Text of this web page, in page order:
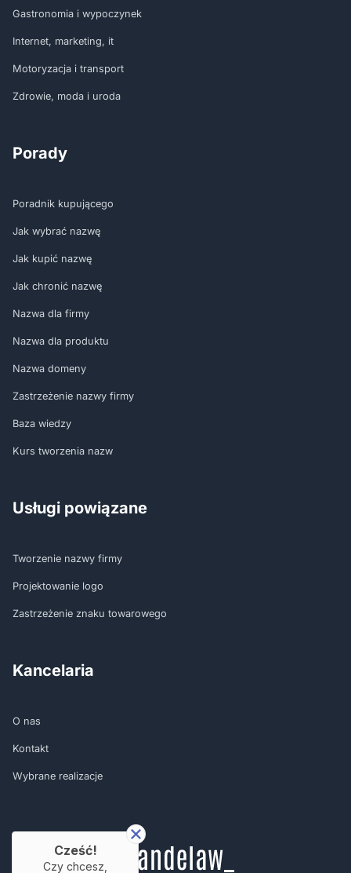
Gastronomia i wypoczynek
Internet, marketing, it
Motoryzacja i transport
Zdrowie, moda i uroda
Porady
Poradnik kupującego
Jak wybrać nazwę
Jak kupić nazwę
Jak chronić nazwę
Nazwa dla firmy
Nazwa dla produktu
Nazwa domeny
Zastrzeżenie nazwy firmy
Baza wiedzy
Kurs tworzenia nazw
Usługi powiązane
Tworzenie nazwy firmy
Projektowanie logo
Zastrzeżenie znaku towarowego
Kancelaria
O nas
Kontakt
Wybrane realizacje
Cześć!
Czy chcesz,